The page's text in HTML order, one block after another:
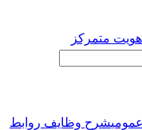
متمركز
شرح وظایف روابط